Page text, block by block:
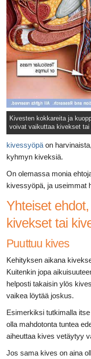
Kivesten kokkareita ja
voivat vaikuttaa kivekset tai
kivessyöpä on
kyhmyn kiveksiä.
On olemassa monia
kivessyöpä, ja useimmat
Yhteiset
kivekset tai
Puuttuu kives
Kehityksen aikana
Kuitenkin jopa
helposti takaisin ylös
vaikea löytää joskus.
Esimerkiksi tutkimalla
olla mahdotonta tuntea
aiheuttaa kives vetäytyy
Jos sama kives on aina